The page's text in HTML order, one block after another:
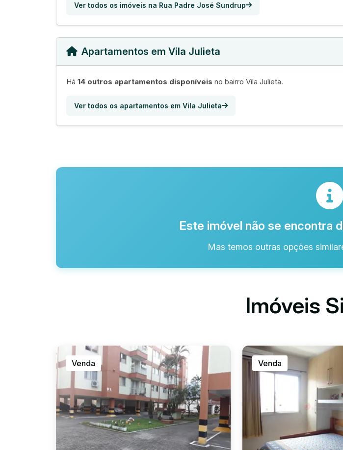
Ver todos os imóveis na Rua Padre José Sundrup
Apartamentos em Vila Julieta
Há 14 outros apartamentos disponíveis no bairro Vila Julieta.
Ver todos os apartamentos em Vila Julieta
Este imóvel não se encontra
Mas temos outras opções
Imóveis
Venda Venda